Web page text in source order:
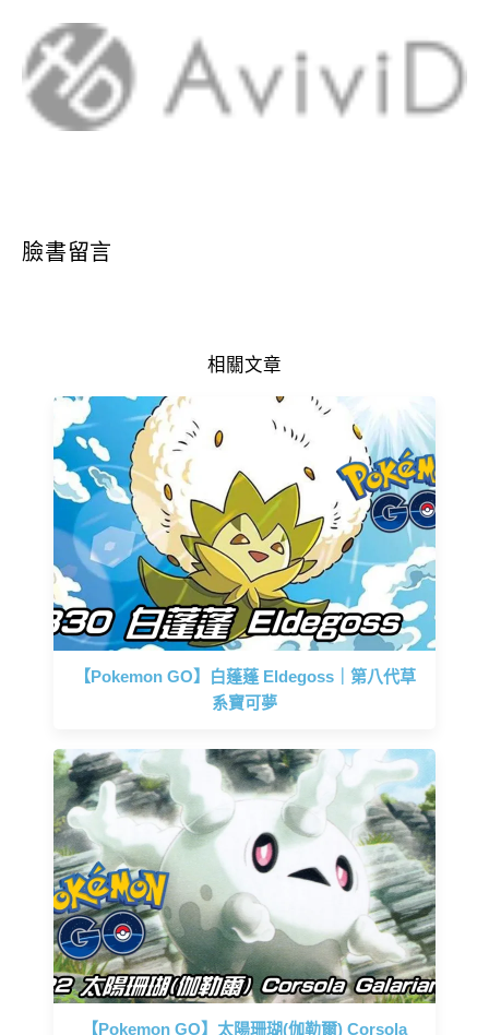
臉書留言
相關文章
【Pokemon GO】白蓬蓬 Eldegoss｜第八代草
系寶可夢
【Pokemon GO】太陽珊瑚(伽勒爾) Corsola